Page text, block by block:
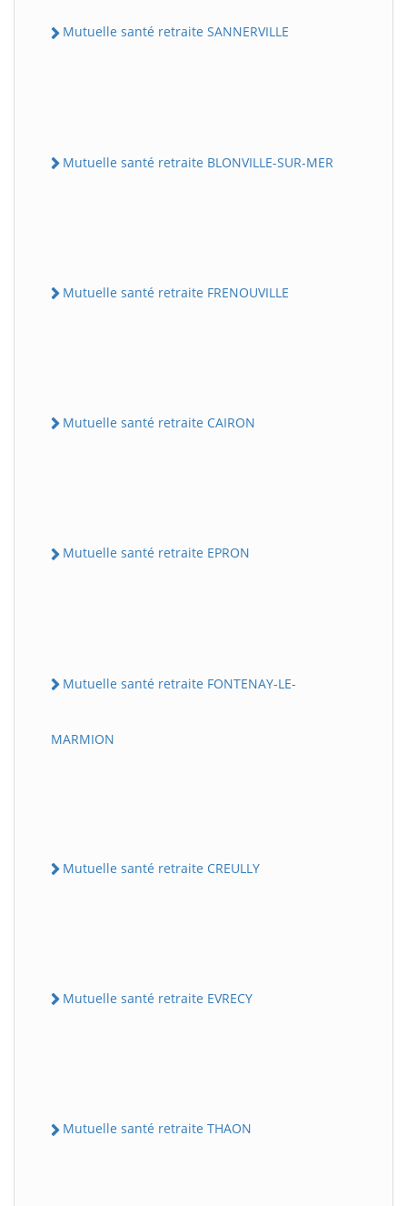
Mutuelle santé retraite SANNERVILLE
Mutuelle santé retraite BLONVILLE-SUR-MER
Mutuelle santé retraite FRENOUVILLE
Mutuelle santé retraite CAIRON
Mutuelle santé retraite EPRON
Mutuelle santé retraite FONTENAY-LE-
MARMION
Mutuelle santé retraite CREULLY
Mutuelle santé retraite EVRECY
Mutuelle santé retraite THAON